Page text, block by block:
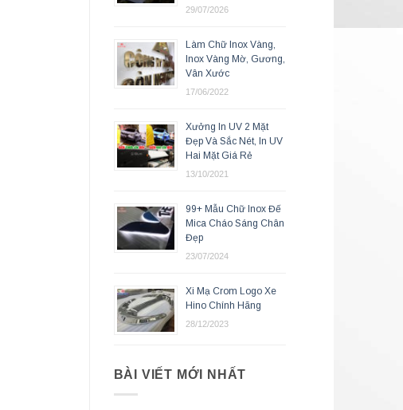
29/07/2026
Làm Chữ Inox Vàng,
Inox Vàng Mờ, Gương,
Vân Xước
17/06/2022
Xưởng In UV 2 Mặt
Đẹp Và Sắc Nét, In UV
Hai Mặt Giá Rẻ
13/10/2021
99+ Mẫu Chữ Inox Đế
Mica Cháo Sáng Chân
Đẹp
23/07/2024
Xi Mạ Crom Logo Xe
Hino Chính Hãng
28/12/2023
BÀI VIẾT MỚI NHẤT